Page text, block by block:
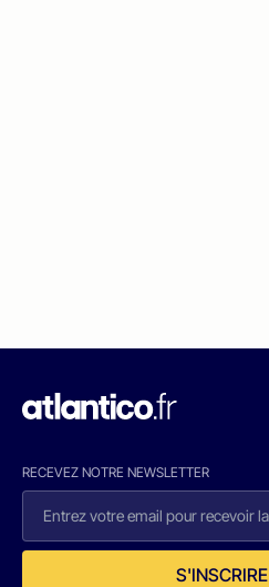
RECEVEZ NOTRE NEWSLETTER
S'INSCRIRE